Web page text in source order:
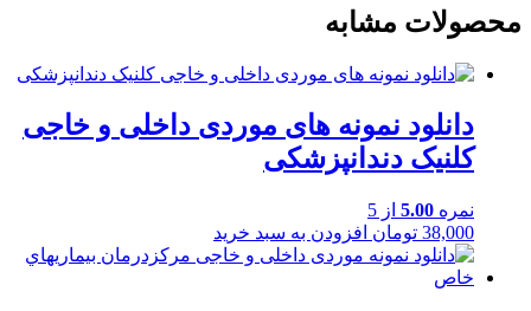
محصولات مشابه
دانلود نمونه های موردی داخلی و خاجی
کلنیک دندانپزشکی
نمره 5.00 از 5
38,000 تومان افزودن به سبد خرید